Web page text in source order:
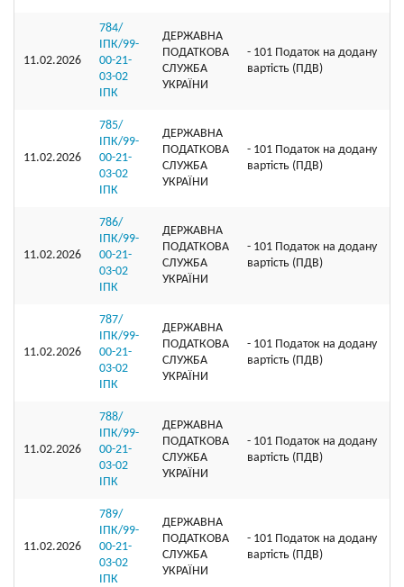
11.02.2026
784/
ІПК/99-
00-21-
03-02
ІПК
ДЕРЖАВНА
ПОДАТКОВА
СЛУЖБА
УКРАЇНИ
- 101 Податок на додану
вартість (ПДВ)
11.02.2026
785/
ІПК/99-
00-21-
03-02
ІПК
ДЕРЖАВНА
ПОДАТКОВА
СЛУЖБА
УКРАЇНИ
- 101 Податок на додану
вартість (ПДВ)
11.02.2026
786/
ІПК/99-
00-21-
03-02
ІПК
ДЕРЖАВНА
ПОДАТКОВА
СЛУЖБА
УКРАЇНИ
- 101 Податок на додану
вартість (ПДВ)
11.02.2026
787/
ІПК/99-
00-21-
03-02
ІПК
ДЕРЖАВНА
ПОДАТКОВА
СЛУЖБА
УКРАЇНИ
- 101 Податок на додану
вартість (ПДВ)
11.02.2026
788/
ІПК/99-
00-21-
03-02
ІПК
ДЕРЖАВНА
ПОДАТКОВА
СЛУЖБА
УКРАЇНИ
- 101 Податок на додану
вартість (ПДВ)
11.02.2026
789/
ІПК/99-
00-21-
03-02
ІПК
ДЕРЖАВНА
ПОДАТКОВА
СЛУЖБА
УКРАЇНИ
- 101 Податок на додану
вартість (ПДВ)